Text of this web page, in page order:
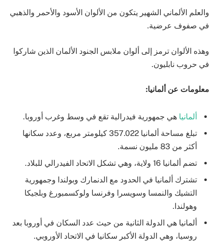
والعلم الألماني الشهير يتكون من الألوان الأسود والأحمر والذهبي
في صفوف عرضية.
وهذه الألوان ترمز إلى ألوان ملابس الجنود الألمان الذين شاركوا
في حروب نابليون.
معلومات عن ألمانيا:
ألمانيا هي جمهورية فيدرالية تقع في وسط وغرب أوروبا.
تبلغ مساحة ألمانيا 357.022 كيلومتر مربع، وعدد سكانها
أكثر من 83 مليون نسمة.
تضم ألمانيا 16 ولاية، وهي تشكل الاتحاد الفيدرالي للبلاد.
تشترك ألمانيا في الحدود مع الدنمارك وبولندا وجمهورية
التشيك والنمسا وسويسرا وفرنسا ولوكسمبورغ وبلجيكا
وهولندا.
ألمانيا هي الدولة الثانية من حيث عدد السكان في أوروبا بعد
روسيا، وهي الدولة الأكبر سكانيا في الاتحاد الأوروبي.